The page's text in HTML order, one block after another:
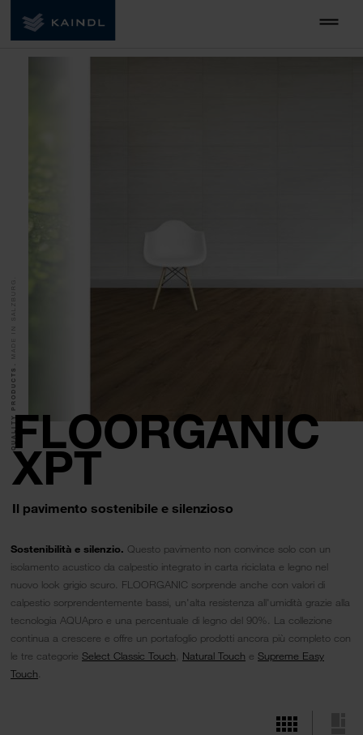
FLOORGANIC
XPT
Il pavimento sostenibile e silenzioso
QUALITY PRODUCTS.
MADE IN SALZBURG.
Sostenibilità e silenzio. Questo pavimento non convince solo con un
isolamento acustico da calpestio integrato in carta riciclata e legno nel
nuovo look grigio scuro. FLOORGANIC sorprende anche con valori di
calpestio sorprendentemente bassi, un'alta resistenza all'umidità grazie alla
tecnologia AQUApro e una percentuale di legno del 90%. La collezione
continua a crescere e offre un portafoglio prodotti ancora più completo con
le tre categorie Select Classic Touch Natural Touch e Supreme Easy
Touch